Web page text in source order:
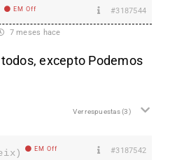
EM Off #3187544
7 meses hace
excepto Podemos
Ver respuestas(3)
EM Off #3187542